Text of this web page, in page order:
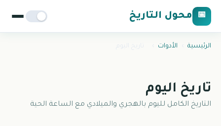
📅 محول التاريخ
الرئيسية الأدوات تاريخ اليوم
تاريخ اليوم
التاريخ الكامل لليوم بالهجري والميلادي مع الساعة الحية